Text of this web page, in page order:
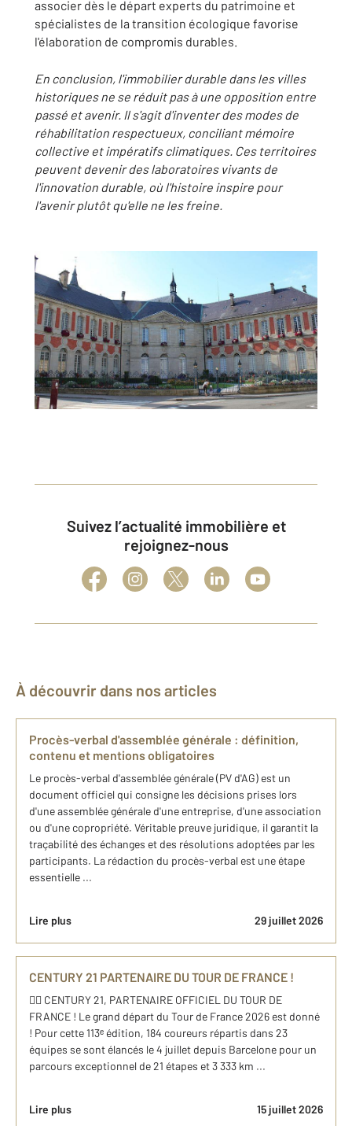
associer dès le départ experts du patrimoine et
spécialistes de la transition écologique favorise
l'élaboration de compromis durables.
En conclusion, l'immobilier durable dans les villes
historiques ne se réduit pas à une opposition entre
passé et avenir. Il s'agit d'inventer des modes de
réhabilitation respectueux, conciliant mémoire
collective et impératifs climatiques. Ces territoires
peuvent devenir des laboratoires vivants de
l'innovation durable, où l'histoire inspire pour
l'avenir plutôt qu'elle ne les freine.
Suivez l’actualité immobilière et
rejoignez-nous
À découvrir dans nos articles
Procès-verbal d'assemblée générale : définition,
contenu et mentions obligatoires
Le procès-verbal d'assemblée générale (PV d'AG) est un
document officiel qui consigne les décisions prises lors
d'une assemblée générale d'une entreprise, d'une association
ou d'une copropriété. Véritable preuve juridique, il garantit la
traçabilité des échanges et des résolutions adoptées par les
participants. La rédaction du procès-verbal est une étape
essentielle ...
Lire plus 29 juillet 2026
CENTURY 21 PARTENAIRE DU TOUR DE FRANCE !
🚴‍♂️ CENTURY 21, PARTENAIRE OFFICIEL DU TOUR DE
FRANCE ! Le grand départ du Tour de France 2026 est donné
! Pour cette 113ᵉ édition, 184 coureurs répartis dans 23
équipes se sont élancés le 4 juillet depuis Barcelone pour un
parcours exceptionnel de 21 étapes et 3 333 km ...
Lire plus 15 juillet 2026